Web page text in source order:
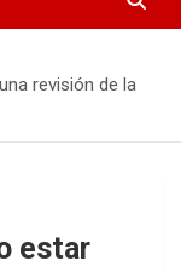
revisión de la
estar